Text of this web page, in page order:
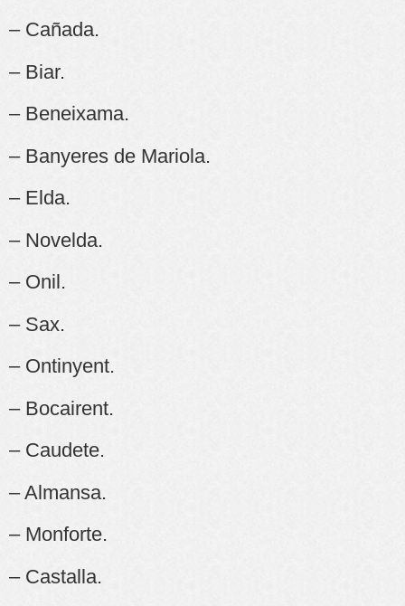
– Cañada.
– Biar.
– Beneixama.
– Banyeres de Mariola.
– Elda.
– Novelda.
– Onil.
– Sax.
– Ontinyent.
– Bocairent.
– Caudete.
– Almansa.
– Monforte.
– Castalla.